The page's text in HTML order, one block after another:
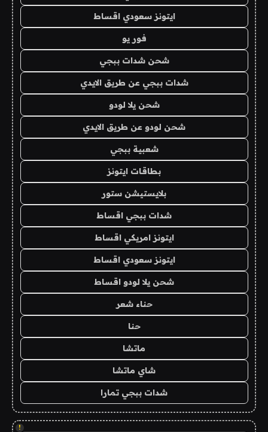
ايتونز سعودي اقساط
فور يو
شحن شدات ببجي
شدات ببجي عن طريق الايدي
شحن يلا لودو
شحن لودو عن طريق الايدي
شعبية ببجي
بطاقات ايتونز
بلايستيشن ستور
شدات ببجي اقساط
ايتونز امريكي اقساط
ايتونز سعودي اقساط
شحن يلا لودو اقساط
حناء شعر
حنا
ماتشا
شاي ماتشا
شدات ببجي تمارا
!